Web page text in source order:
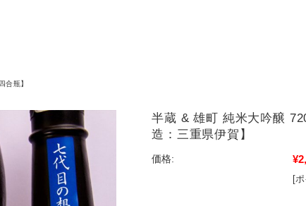
合瓶】
半蔵 & 雄町 純米大吟醸
造：三重県伊賀】
価格:
[